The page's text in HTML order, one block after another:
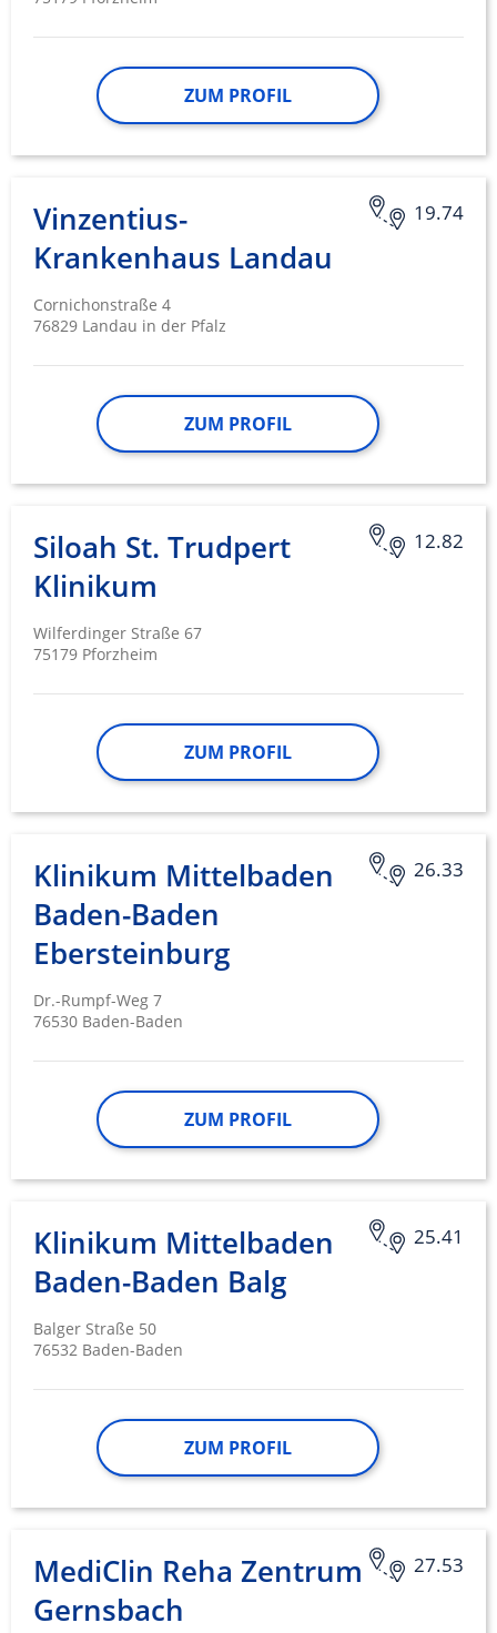
ZUM PROFIL
19.74
Vinzentius-
Krankenhaus Landau
Cornichonstraße 4
76829 Landau in der Pfalz
ZUM PROFIL
12.82
Siloah St. Trudpert
Klinikum
Wilferdinger Straße 67
75179 Pforzheim
ZUM PROFIL
26.33
Klinikum Mittelbaden
Baden-Baden
Ebersteinburg
Dr.-Rumpf-Weg 7
76530 Baden-Baden
ZUM PROFIL
25.41
Klinikum Mittelbaden
Baden-Baden Balg
Balger Straße 50
76532 Baden-Baden
ZUM PROFIL
27.53
MediClin Reha Zentrum
Gernsbach
Verwendung reduzierter Daten zur Auswahl
von Inhalten
Geräte anhand von aktiv angeforderten
Informationen identifizieren
Notwendig
Performance
Funktional